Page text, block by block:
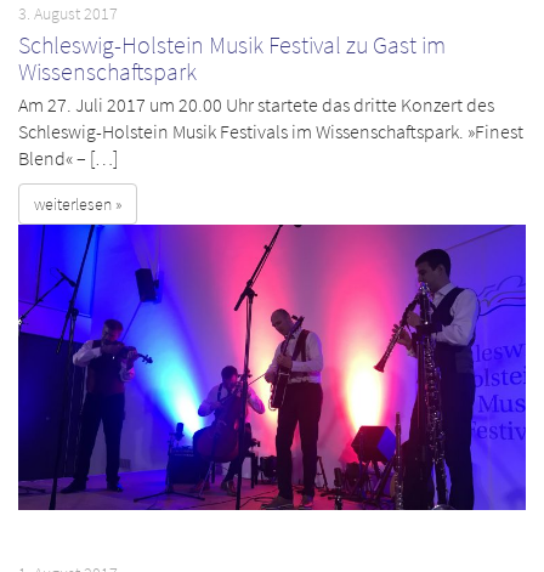
3. August 2017
Schleswig-Holstein Musik Festival zu Gast im
Wissenschaftspark
Am 27. Juli 2017 um 20.00 Uhr startete das dritte Konzert des
Schleswig-Holstein Musik Festivals im Wissenschaftspark. »Finest
Blend« – […]
weiterlesen »